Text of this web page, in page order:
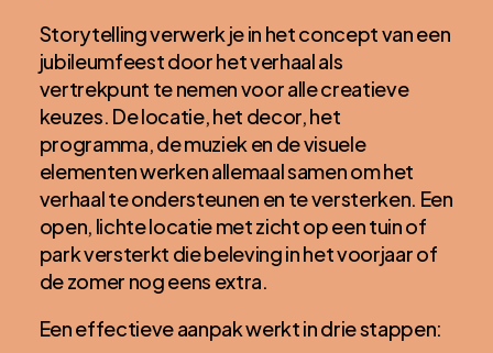
Storytelling verwerk je in het concept van een
jubileumfeest door het verhaal als
vertrekpunt te nemen voor alle creatieve
keuzes. De locatie, het decor, het
programma, de muziek en de visuele
elementen werken allemaal samen om het
verhaal te ondersteunen en te versterken. Een
open, lichte locatie met zicht op een tuin of
park versterkt die beleving in het voorjaar of
de zomer nog eens extra.
Een effectieve aanpak werkt in drie stappen: